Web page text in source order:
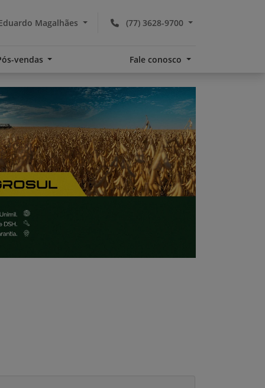
(77) 3628-9700
Magalhães
vendas Fale conosco